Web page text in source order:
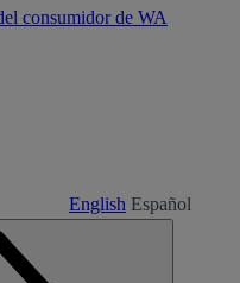
consumidor de WA
English Español